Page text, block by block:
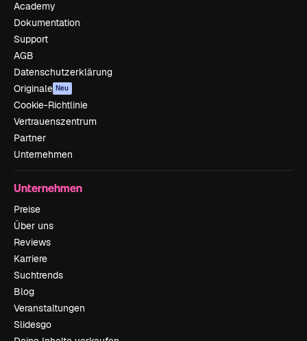
Academy
Dokumentation
Support
AGB
Datenschutzerklärung
Originale Neu
Cookie-Richtlinie
Vertrauenszentrum
Partner
Unternehmen
Unternehmen
Preise
Über uns
Reviews
Karriere
Suchtrends
Blog
Veranstaltungen
Slidesgo